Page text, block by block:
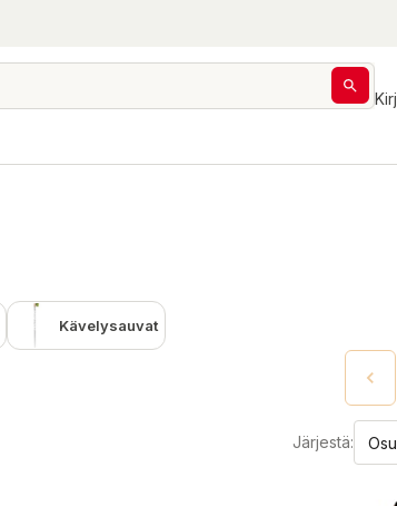
Kävelysauvat
Järjestä: